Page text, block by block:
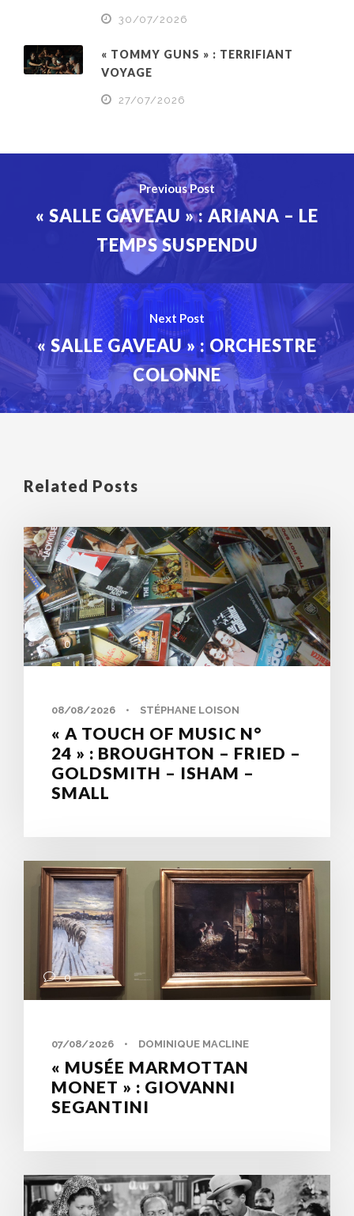
30/07/2026
« TOMMY GUNS » : TERRIFIANT
VOYAGE
27/07/2026
Previous Post
« SALLE GAVEAU » : ARIANA – LE
TEMPS SUSPENDU
Next Post
« SALLE GAVEAU » : ORCHESTRE
COLONNE
Related Posts
0
08/08/2026 • STÉPHANE LOISON
« A TOUCH OF MUSIC N°
24 » : BROUGHTON – FRIED –
GOLDSMITH – ISHAM –
SMALL
0
07/08/2026 • DOMINIQUE MACLINE
« MUSÉE MARMOTTAN
MONET » : GIOVANNI
SEGANTINI